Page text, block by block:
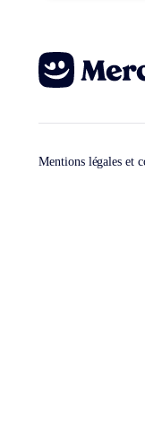
Mentions légales et